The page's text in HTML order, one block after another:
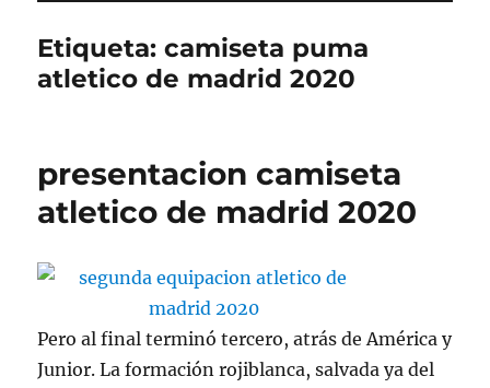
Etiqueta:camiseta puma
atletico de madrid 2020
presentacion camiseta
atletico de madrid 2020
Pero al final terminó tercero, atrás de América y
Junior. La formación rojiblanca, salvada ya del